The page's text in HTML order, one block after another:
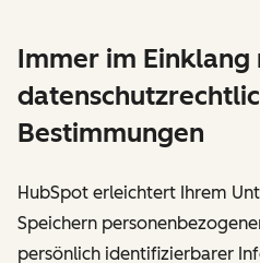
Immer im Einklang
Bestimmungen
HubSpot erleichtert Ihrem
Speichern
persönlich identifizierbarer